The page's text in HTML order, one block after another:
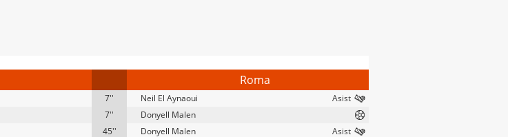
Roma
7''
Neil El Aynaoui
7''
Donyell Malen
45''
Donyell Malen